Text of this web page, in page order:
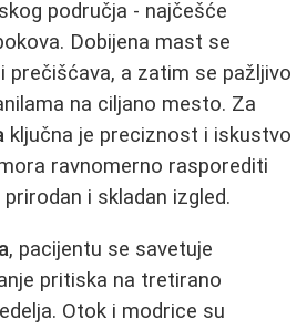
područja - najčešće
Dobijena mast se
a zatim se pažljivo
na ciljano mesto. Za
ključna je preciznost i iskustvo
ravnomerno rasporediti
i skladan izgled.
, pacijentu se savetuje
pritiska na tretirano
Otok i modrice su